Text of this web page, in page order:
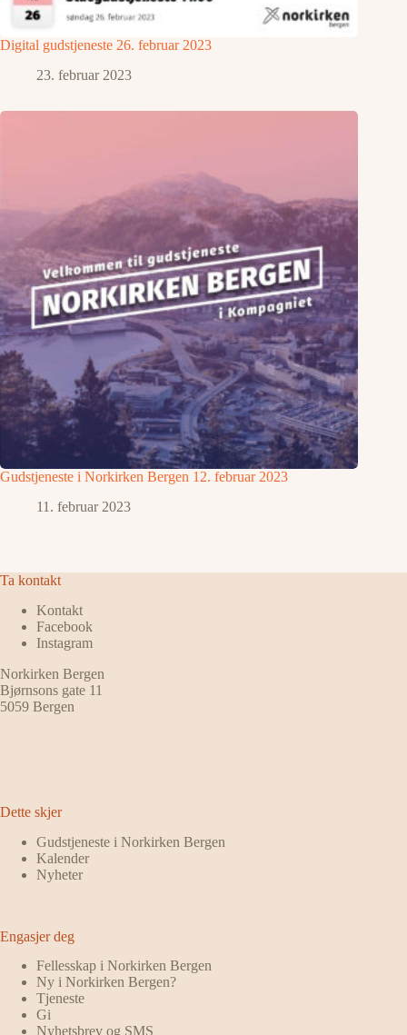
Digital gudstjeneste 26. februar 2023
23. februar 2023
Gudstjeneste i Norkirken Bergen 12. februar 2023
11. februar 2023
Ta kontakt
Kontakt
Facebook
Instagram
Norkirken Bergen
Bjørnsons gate 11
5059 Bergen
Dette skjer
Gudstjeneste i Norkirken Bergen
Kalender
Nyheter
Engasjer deg
Fellesskap i Norkirken Bergen
Ny i Norkirken Bergen?
Tjeneste
Gi
Nyhetsbrev og SMS